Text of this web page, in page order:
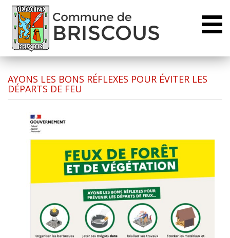
AYONS LES BONS RÉFLEXES POUR ÉVITER LES
DÉPARTS DE FEU